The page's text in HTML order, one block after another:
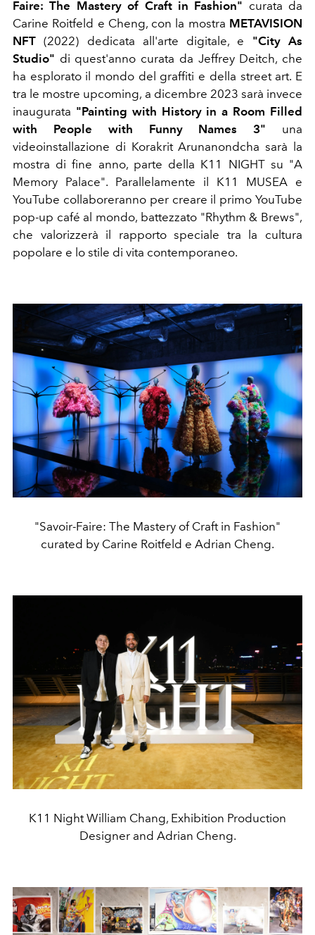
Faire: The Mastery of Craft in Fashion" curata da
Carine Roitfeld e Cheng, con la mostra METAVISION
NFT(2022) dedicata all'arte digitale, e "City As
Studio" di quest'anno curata da Jeffrey Deitch, che
ha esplorato il mondo del graffiti e della street art. E
tra le mostre upcoming, a dicembre 2023 sarà invece
inaugurata "Painting with History in a Room Filled
with People with Funny Names 3" una
videoinstallazione di Korakrit Arunanondcha sarà la
mostra di fine anno, parte della K11 NIGHT su "A
Memory Palace". Parallelamente il K11 MUSEA e
YouTube collaboreranno per creare il primo YouTube
pop-up café al mondo, battezzato "Rhythm & Brews",
che valorizzerà il rapporto speciale tra la cultura
popolare e lo stile di vita contemporaneo.
"Savoir-Faire: The Mastery of Craft in Fashion"
curated by Carine Roitfeld e Adrian Cheng.
K11 Night William Chang, Exhibition Production
Designer and Adrian Cheng.